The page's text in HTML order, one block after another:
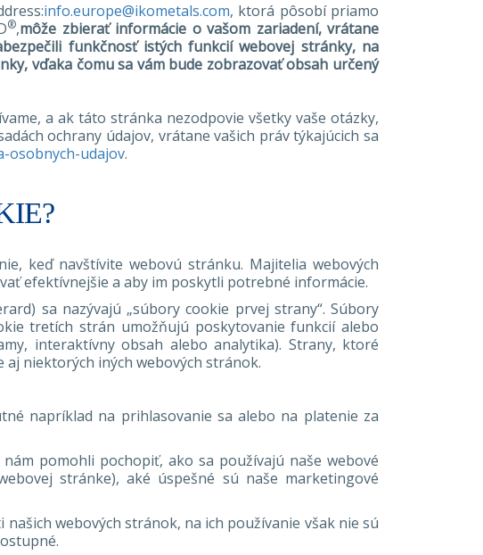
info.europe@ikometals.com, ktorá pôsobí priamo
®,môže zbierať informácie o vašom zariadení, vrátane
funkčnosť istých funkcií webovej stránky, na
vďaka čomu sa vám bude zobrazovať obsah určený
a ak táto stránka nezodpovie všetky vaše otázky,
ochrany údajov, vrátane vašich práv týkajúcich sa
osobnych-udajov.
keď navštívite webovú stránku. Majitelia webových
efektívnejšie a aby im poskytli potrebné informácie.
sa nazývajú „súbory cookie prvej strany“. Súbory
tretích strán umožňujú poskytovanie funkcií alebo
interaktívny obsah alebo analytika). Strany, ktoré
niektorých iných webových stránok.
napríklad na prihlasovanie sa alebo na platenie za
pomohli pochopiť, ako sa používajú naše webové
stránke), aké úspešné sú naše marketingové
webových stránok, na ich používanie však nie sú